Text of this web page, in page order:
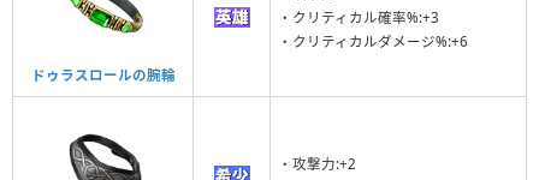
ドゥラスロールの腕輪
・クリティカル確率%:+3
・クリティカルダメージ%:+6
・攻撃力:+2